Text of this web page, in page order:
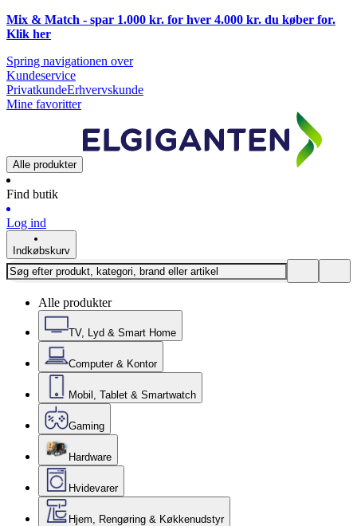
Mix & Match - spar 1.000 kr. for hver 4.000 kr. du køber for.
Klik her
Spring navigationen over
Kundeservice
PrivatkundeErhvervskunde
Mine favoritter
Alle produkter
Find butik
Log ind
Indkøbskurv
Alle produkter
TV, Lyd & Smart Home
Computer & Kontor
Mobil, Tablet & Smartwatch
Gaming
Hardware
Hvidevarer
Hjem, Rengøring & Køkkenudstyr